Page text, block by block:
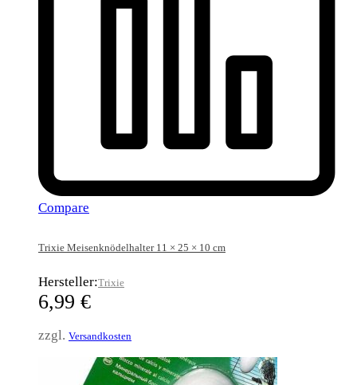
Compare
Trixie Meisenknödelhalter 11 × 25 × 10 cm
Hersteller:Trixie
6,99 €
zzgl. Versandkosten